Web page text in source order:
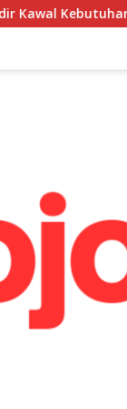
Air Bersih Warga